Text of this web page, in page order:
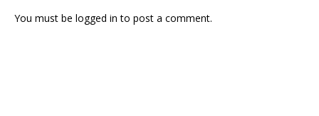
You must be logged in to post a comment.